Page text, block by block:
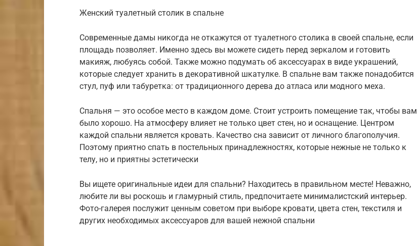
Женский туалетный столик в спальне
Современные дамы никогда не откажутся от туалетного столика в своей спальне, если
площадь позволяет. Именно здесь вы можете сидеть перед зеркалом и готовить
макияж, любуясь собой. Также можно подумать об аксессуарах в виде украшений,
которые следует хранить в декоративной шкатулке. В спальне вам также понадобится
стул, пуф или табуретка: от традиционного дерева до атласа или модного меха.
Спальня — это особое место в каждом доме. Стоит устроить помещение так, чтобы вам
было хорошо. На атмосферу влияет не только цвет стен, но и оснащение. Центром
каждой спальни является кровать. Качество сна зависит от личного благополучия.
Поэтому приятно спать в постельных принадлежностях, которые нежные не только к
телу, но и приятны эстетически
Вы ищете оригинальные идеи для спальни? Находитесь в правильном месте! Неважно,
любите ли вы роскошь и гламурный стиль, предпочитаете минималистский интерьер.
Фото-галерея послужит ценным советом при выборе кровати, цвета стен, текстиля и
других необходимых аксессуаров для вашей нежной спальни